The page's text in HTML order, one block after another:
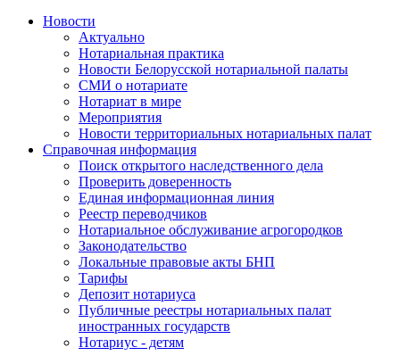
Новости
Актуально
Нотариальная практика
Новости Белорусской нотариальной палаты
СМИ о нотариате
Нотариат в мире
Мероприятия
Новости территориальных нотариальных палат
Справочная информация
Поиск открытого наследственного дела
Проверить доверенность
Единая информационная линия
Реестр переводчиков
Нотариальное обслуживание агрогородков
Законодательство
Локальные правовые акты БНП
Тарифы
Депозит нотариуса
Публичные реестры нотариальных палат
иностранных государств
Нотариус - детям